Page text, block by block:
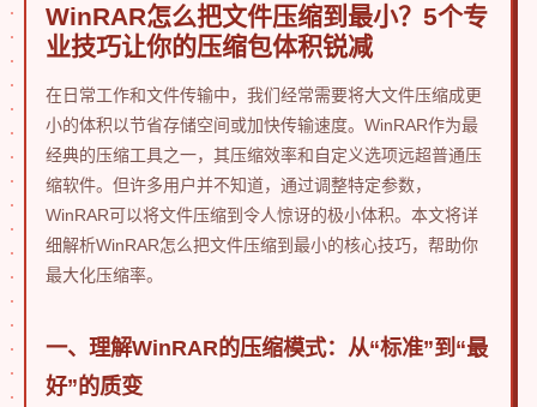
WinRAR怎么把文件压缩到最小？5个专
业技巧让你的压缩包体积锐减
在日常工作和文件传输中，我们经常需要将大文件压缩成更
小的体积以节省存储空间或加快传输速度。WinRAR作为最
经典的压缩工具之一，其压缩效率和自定义选项远超普通压
缩软件。但许多用户并不知道，通过调整特定参数，
WinRAR可以将文件压缩到令人惊讶的极小体积。本文将详
细解析WinRAR怎么把文件压缩到最小的核心技巧，帮助你
最大化压缩率。
一、理解WinRAR的压缩模式：从“标准”到“最
好”的质变